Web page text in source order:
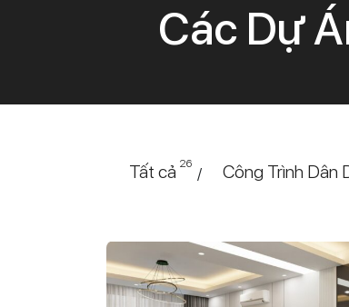
Các Dự
Tất cả 26
/ Công Trình Dân